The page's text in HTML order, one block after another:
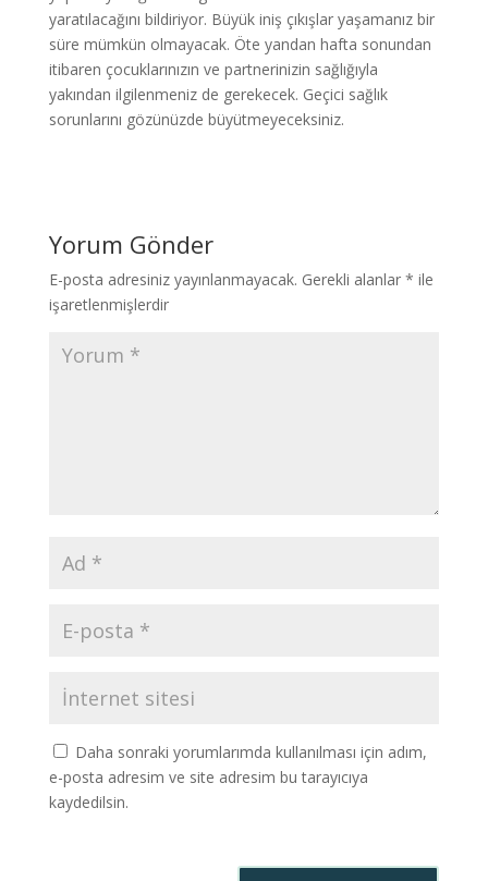
yaratılacağını bildiriyor. Büyük iniş çıkışlar yaşamanız bir
süre mümkün olmayacak. Öte yandan hafta sonundan
itibaren çocuklarınızın ve partnerinizin sağlığıyla
yakından ilgilenmeniz de gerekecek. Geçici sağlık
sorunlarını gözünüzde büyütmeyeceksiniz.
Yorum Gönder
E-posta adresiniz yayınlanmayacak. Gerekli alanlar * ile
işaretlenmişlerdir
Daha sonraki yorumlarımda kullanılması için adım,
e-posta adresim ve site adresim bu tarayıcıya
kaydedilsin.